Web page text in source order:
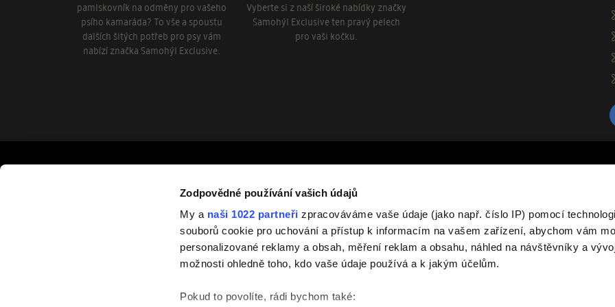
Zodpovědné používání vašich údajů
My a naši 1022 partneři zpracováváme vaše údaje (jako např. číslo IP) pomocí
souborů cookie pro uchování a přístup k informacím na vašem zařízení, abychom vám
personalizované reklamy a obsah, měření reklam a obsahu, náhled na návštěvníky a
možnosti ohledně toho, kdo vaše údaje používá a k jakým účelům.
Pokud to povolíte, rádi bychom také:
pamlskovník na odměny pro vašeho
psího kamaráda? To vše a spoustu
dalších šitých potřeb pro psy vám
nabízí značka Samohýl Exclusive.
Vyberte si z naší široké nabídky značky
Samohýl Exclusive ten pravý pelech
pro vaši kočku.
nových výrobcích nebo kolekcích.
Pokračujte
Značka Samohyl Exclusive
drobné savce tvoří jádro
různých ročních období, textilní
další praktické chovatelské
vyráběny v České republice,